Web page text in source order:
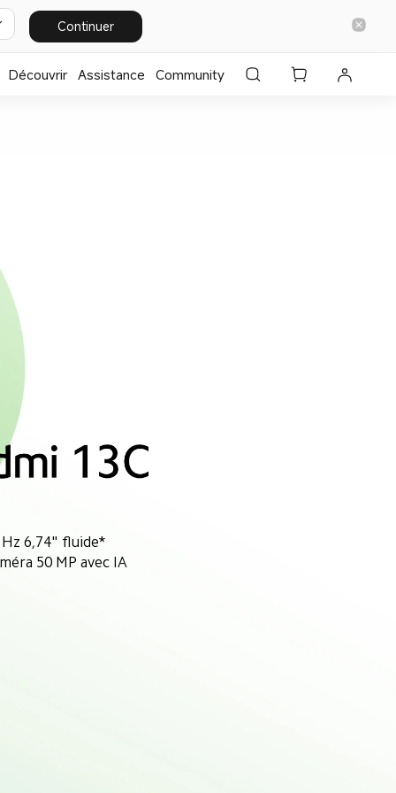
Continuer
Découvrir Assistance Community
Hz 6,74" fluide*
50 MP avec IA